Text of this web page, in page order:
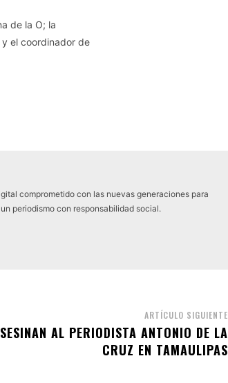
de la O; la
el coordinador de
comprometido con las nuevas generaciones para
periodismo con responsabilidad social.
ARTÍCULO SIGUIENTE
AL PERIODISTA ANTONIO DE LA
CRUZ EN TAMAULIPAS